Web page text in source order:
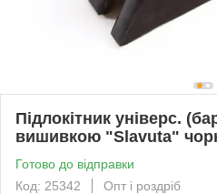
Підлокітник універс.
вишивкою "Slavuta"
Готово до відправки
Код: 25342
Опт і роздріб